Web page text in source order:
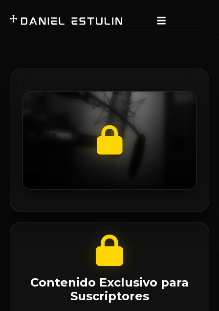
Contenido Exclusivo para
Suscriptores